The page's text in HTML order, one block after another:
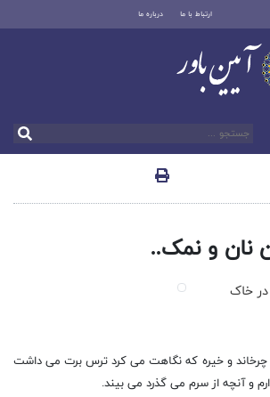
ارتباط با ما درباره ما
نان و نمک..
خاک
و خیره که نگاهت می کرد ترس برت می داشت
و آنچه از سرم می گذرد می بیند.